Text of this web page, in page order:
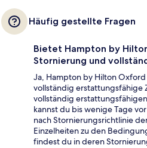
Häufig gestellte Fragen
Bietet Hampton by
Stornierung und
Ja, Hampton by Hilton
vollständig erstattungsfähige
vollständig
kannst du bis wenige Tage
nach Stornierungsrichtlinie
Einzelheiten zu den
findest du in deren